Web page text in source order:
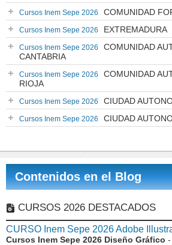
Cursos Inem Sepe 2026 COMUNIDAD
Cursos Inem Sepe 2026 EXTREMADURA
Cursos Inem Sepe 2026
COMUNIDAD
CANTABRIA
Cursos Inem Sepe 2026
COMUNIDAD
RIOJA
Cursos Inem Sepe 2026 CIUDAD
Cursos Inem Sepe 2026 CIUDAD
Contenidos en el Blog
CURSOS 2026 DESTACADOS
CURSO Inem Sepe 2026 Adobe
Cursos Inem Sepe 2026 Diseño Gráfico